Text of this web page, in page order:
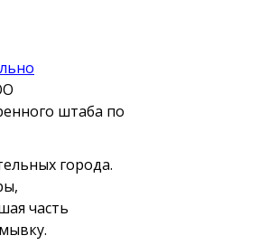
штаба по
города.
часть